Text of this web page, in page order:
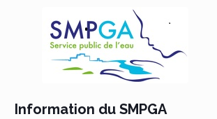
Information du SMPGA